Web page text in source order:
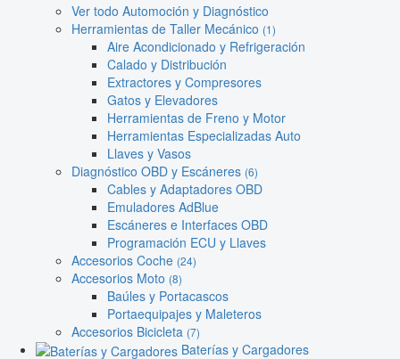
Ver todo Automoción y Diagnóstico
Herramientas de Taller Mecánico (1)
Aire Acondicionado y Refrigeración
Calado y Distribución
Extractores y Compresores
Gatos y Elevadores
Herramientas de Freno y Motor
Herramientas Especializadas Auto
Llaves y Vasos
Diagnóstico OBD y Escáneres (6)
Cables y Adaptadores OBD
Emuladores AdBlue
Escáneres e Interfaces OBD
Programación ECU y Llaves
Accesorios Coche (24)
Accesorios Moto (8)
Baúles y Portacascos
Portaequipajes y Maleteros
Accesorios Bicicleta (7)
Baterías y Cargadores